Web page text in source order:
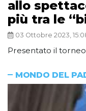
allo
più tra le
03 Ottobre 2023,
Presentato il
MONDO DEL